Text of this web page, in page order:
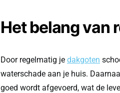
Het belang van
Door regelmatig je dakgoten
waterschade aan je huis.
goed wordt afgevoerd, wat de